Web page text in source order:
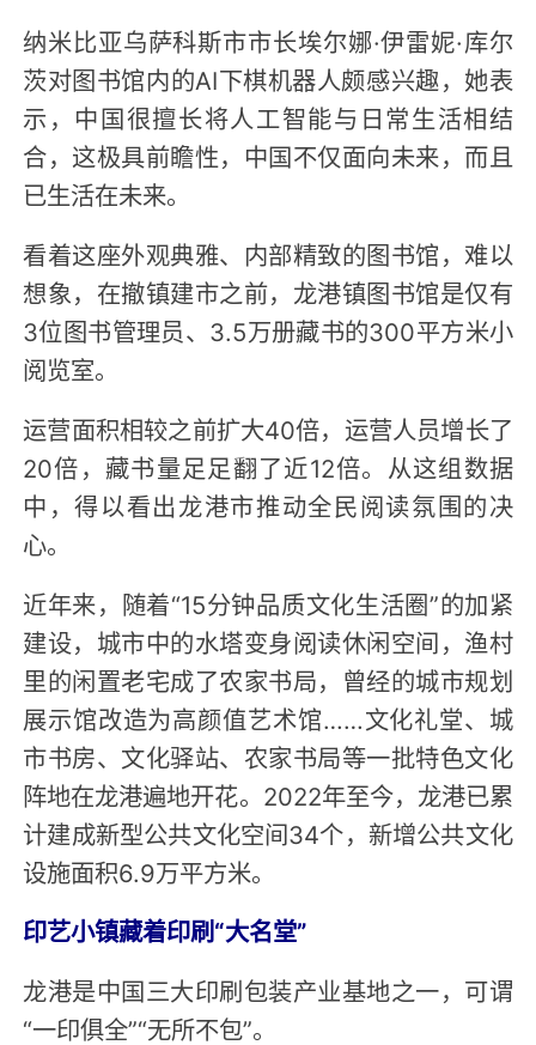
纳米比亚乌萨科斯市市长埃尔娜·伊雷妮·库尔
茨对图书馆内的AI下棋机器人颇感兴趣，她表
示，中国很擅长将人工智能与日常生活相结
合，这极具前瞻性，中国不仅面向未来，而且
已生活在未来。
看着这座外观典雅、内部精致的图书馆，难以
想象，在撤镇建市之前，龙港镇图书馆是仅有
3位图书管理员、3.5万册藏书的300平方米小
阅览室。
运营面积相较之前扩大40倍，运营人员增长了
20倍，藏书量足足翻了近12倍。从这组数据
中，得以看出龙港市推动全民阅读氛围的决
心。
近年来，随着“15分钟品质文化生活圈”的加紧
建设，城市中的水塔变身阅读休闲空间，渔村
里的闲置老宅成了农家书局，曾经的城市规划
展示馆改造为高颜值艺术馆……文化礼堂、城
市书房、文化驿站、农家书局等一批特色文化
阵地在龙港遍地开花。2022年至今，龙港已累
计建成新型公共文化空间34个，新增公共文化
设施面积6.9万平方米。
印艺小镇藏着印刷“大名堂”
龙港是中国三大印刷包装产业基地之一，可谓
“一印俱全”“无所不包”。